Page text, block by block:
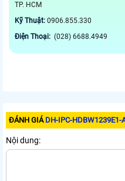
TP. HCM
Kỹ Thuật: 0906.855.330
Điện Thoại: (028) 6688.4949
ĐÁNH GIÁ DH-IPC-HDBW1239E1-
Nội dung: